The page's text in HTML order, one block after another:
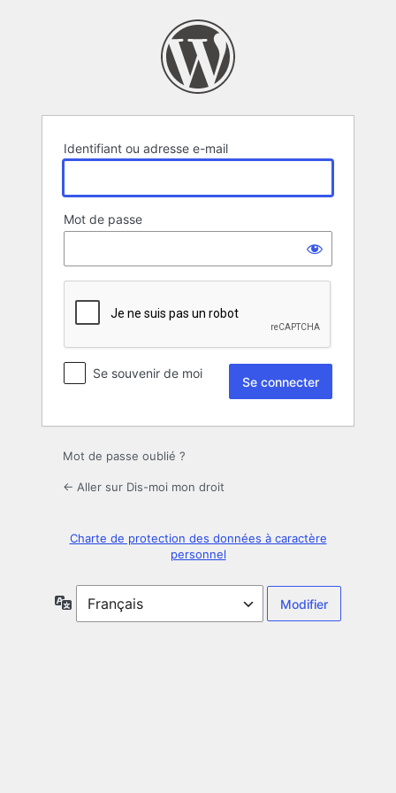
Identifiant ou adresse e-mail
Mot de passe
Se souvenir de moi
Mot de passe oublié ?
← Aller sur Dis-moi mon droit
Charte de protection des données à caractère
personnel
Langue